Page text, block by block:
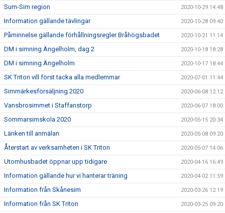
Sum-Sim region 2020-10-29 14:48
Information gällande tävlingar 2020-10-28 09:40
Påminnelse gällande förhållningsregler Bråhögsbadet 2020-10-21 11:14
DM i simning Ängelholm, dag 2 2020-10-18 18:28
DM i simning Ängelholm 2020-10-17 18:44
SK Triton vill först tacka alla medlemmar 2020-07-01 11:44
Simmärkesförsäljning 2020 2020-06-08 12:12
Vansbrosimmet i Staffanstorp 2020-06-07 18:00
Sommarsimskola 2020 2020-05-15 20:34
Länken till anmälan 2020-05-08 09:20
Återstart av verksamheten i SK Triton 2020-05-07 14:06
Utomhusbadet öppnar upp tidigare 2020-04-16 16:49
Information gällande hur vi hanterar träning 2020-04-02 11:59
Information från Skånesim 2020-03-26 12:19
Information från SK Triton 2020-03-25 09:20